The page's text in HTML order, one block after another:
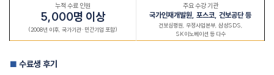
누적 수료 인원
5,000명 이상
(2008년 이후 국가기관· 민간기업 포함)
주요 수강 기관
국가인재개발원, 포스코, 건보공단 등
건보심평원 우정사업본부, 삼성SDS,
SK이노베이션 등 다수
■ 수료생 후기